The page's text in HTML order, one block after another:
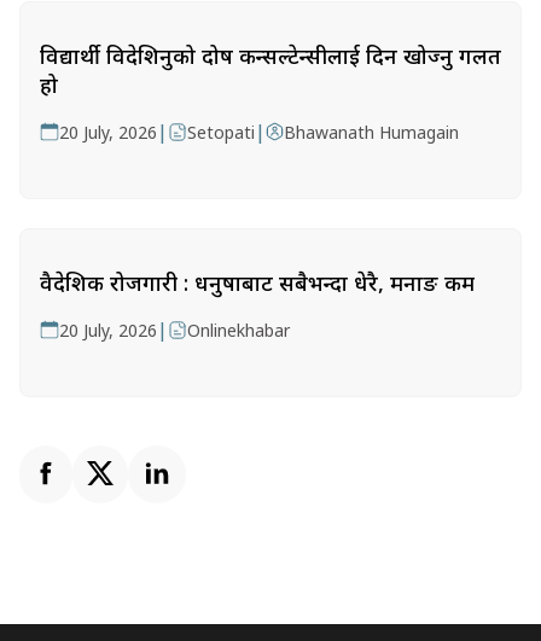
विद्यार्थी विदेशिनुको दोष कन्सल्टेन्सीलाई दिन खोज्नु गलत
हो
20 July, 2026 | Setopati | Bhawanath Humagain
वैदेशिक रोजगारी : धनुषाबाट सबैभन्दा धेरै, मनाङ कम
20 July, 2026 | Onlinekhabar